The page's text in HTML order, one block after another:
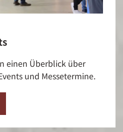
einen Überblick über
und Messetermine.